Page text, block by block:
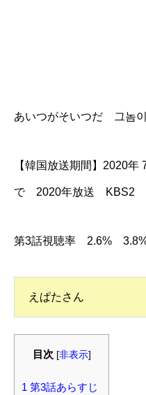
あいつがそいつだ 그놈
【韓国放送期間】2020年
で 2020年放送 KBS2
第3話視聴率 2.6%
えぱたさん
目次 [非表示]
1 第3話あらすじ